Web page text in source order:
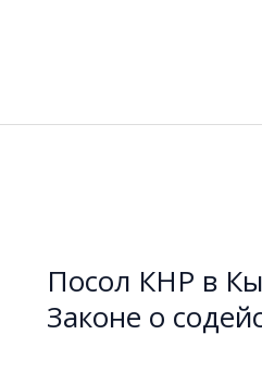
Посол КНР в
Законе о
в
Кыргызстане
рассказала